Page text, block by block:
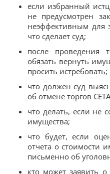
если избранный
не предусмотрен
неэффективным для
что сделает суд;
после проведения
обязать вернуть
просить истребовать;
что должен суд
об отмене торгов
что делать, если не
имущества;
что будет, если
отчета о стоимости
письменно об
кто может заявить